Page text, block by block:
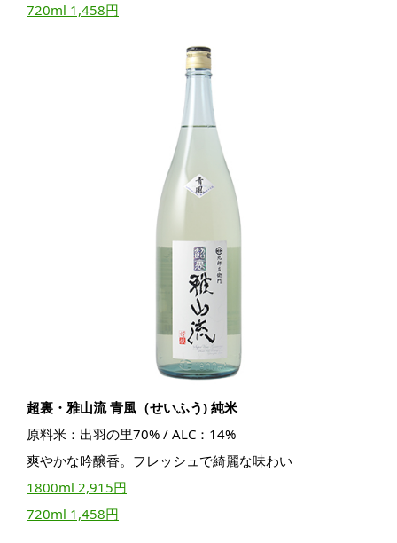
720ml 1,458円
超裏・雅山流 青風（せいふう) 純米
原料米：出羽の里70% / ALC：14%
爽やかな吟醸香。フレッシュで綺麗な味わい
1800ml 2,915円
720ml 1,458円